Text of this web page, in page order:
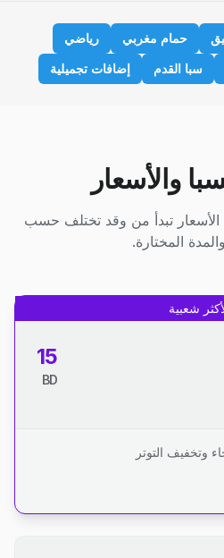
حمام مغربي
رياضي
سبا القدم إضافات تجميلية
والأسعار
تبدأ من وقد تختلف حسب
المختارة.
شعبية
15
BD
وتخفيف التوتر